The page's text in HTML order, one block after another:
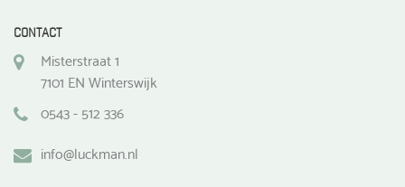
CONTACT
Misterstraat 1
7101 EN Winterswijk
0543 - 512 336
info@luckman.nl